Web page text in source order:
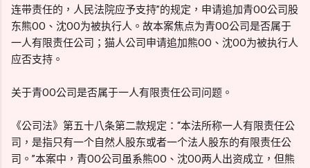
连带责任的，人民法院应予支持”的规定，申请追加青OO公司股
东熊OO、沈OO为被执行人。故本案焦点为青OO公司是否属于
一人有限责任公司；猫人公司申请追加熊OO、沈OO为被执行人
应否支持。
关于青OO公司是否属于一人有限责任公司问题。
《公司法》第五十八条第二款规定：“本法所称一人有限责任公
司，是指只有一个自然人股东或者一个法人股东的有限责任公
司。”本案中，青OO公司虽系熊OO、沈OO两人出资成立，但熊